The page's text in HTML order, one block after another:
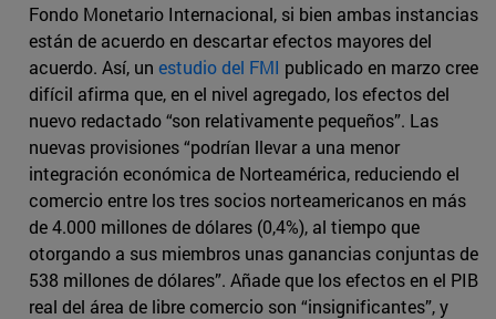
Fondo Monetario Internacional, si bien ambas instancias
están de acuerdo en descartar efectos mayores del
acuerdo. Así, un estudio del FMI publicado en marzo cree
difícil afirma que, en el nivel agregado, los efectos del
nuevo redactado “son relativamente pequeños”. Las
nuevas provisiones “podrían llevar a una menor
integración económica de Norteamérica, reduciendo el
comercio entre los tres socios norteamericanos en más
de 4.000 millones de dólares (0,4%), al tiempo que
otorgando a sus miembros unas ganancias conjuntas de
538 millones de dólares”. Añade que los efectos en el PIB
real del área de libre comercio son “insignificantes”, y